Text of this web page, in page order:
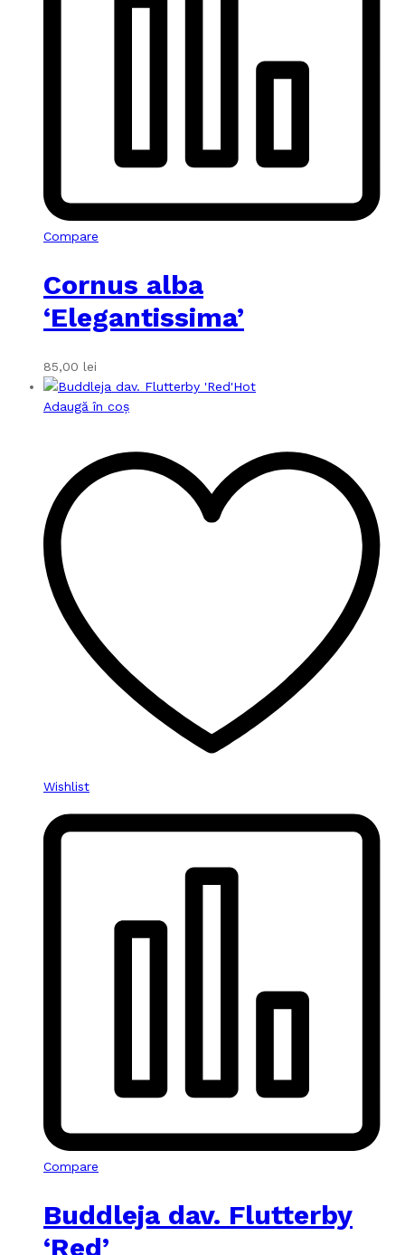
Compare
Cornus alba
‘Elegantissima’
85,00 lei
Hot
Adaugă în coș
Wishlist
Compare
Buddleja dav. Flutterby
‘Red’